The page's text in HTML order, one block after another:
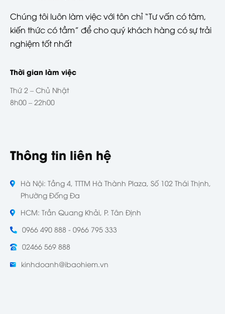
Chúng tôi luôn làm việc với tôn chỉ “Tư vấn có tâm,
kiến thức có tầm” để cho quý khách hàng có sự trải
nghiệm tốt nhất
Thời gian làm việc
Thứ 2 – Chủ Nhật
8h00 – 22h00
Thông tin liên hệ
Hà Nội: Tầng 4, TTTM Hà Thành Plaza, Số 102 Thái Thịnh,
Phường Đống Đa
HCM: Trần Quang Khải, P. Tân Định
0966 490 888 - 0966 795 333
02466 569 888
kinhdoanh@ibaohiem.vn